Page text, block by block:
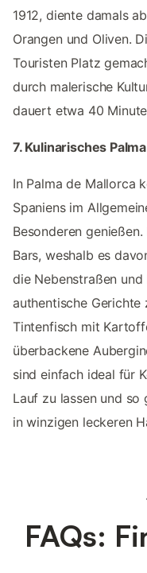
1912, diente damals
Orangen und Oliven.
Touristen Platz
durch malerische
dauert etwa 40
7. Kulinarisches Palma
In Palma de Mallorca
Spaniens im
Besonderen
Bars, weshalb es
die Nebenstraßen
authentische Gerichte
Tintenfisch mit
überbackene
sind einfach ideal für
Lauf zu lassen und
in winzigen leckeren
FAQs: